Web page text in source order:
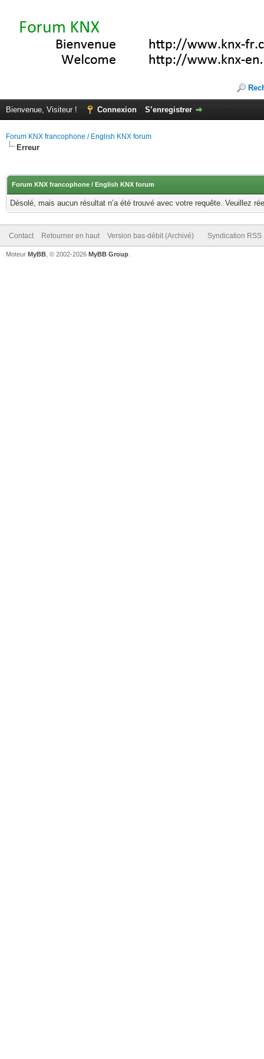
Bienvenue, Visiteur ! Connexion S’enregistrer
Forum KNX francophone / English KNX forum
Erreur
Forum KNX francophone / English KNX forum
Désolé, mais aucun résultat n’a été trouvé avec votre requête. Veuillez
Contact Retourner en haut Version bas-débit (Archivé) Syndication RSS
Moteur MyBB , © 2002-2026 MyBB Group